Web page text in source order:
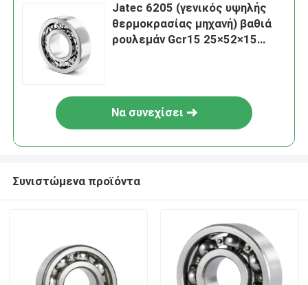
Jatec 6205 (γενικός υψηλής
θερμοκρασίας μηχανή) βαθιά
ρουλεμάν Gcr15 25×52×15
Να συνεχίσει
Συνιστώμενα προϊόντα